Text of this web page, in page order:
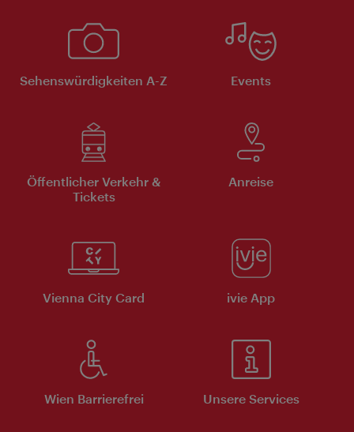
Sehenswürdigkeiten A-Z Events
Öffentlicher Verkehr &
Tickets
Anreise
Vienna City Card ivie App
Wien Barrierefrei Unsere Services